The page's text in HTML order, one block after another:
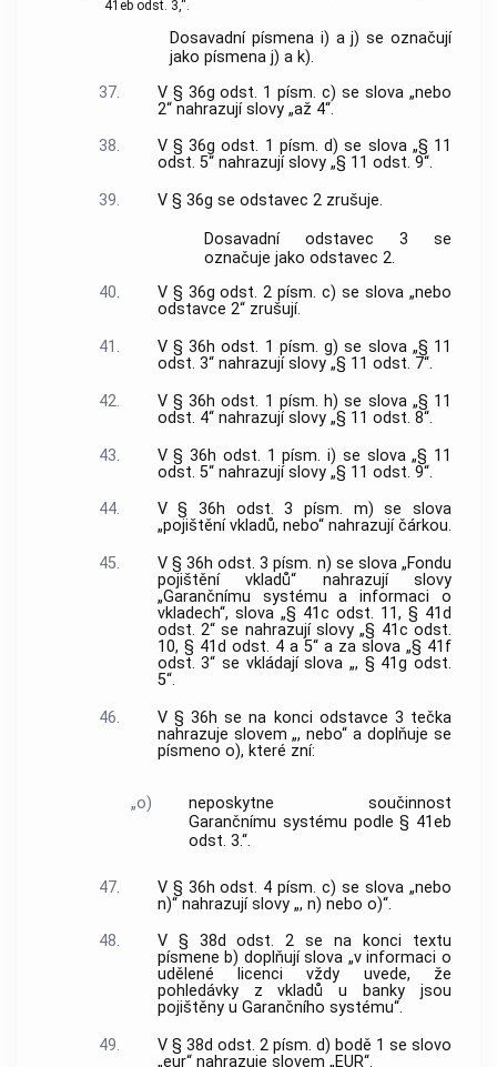
41eb odst. 3,“.
Dosavadní písmena i) a j) se označují
jako písmena j) a k).
37.
V § 36g odst. 1 písm. c) se slova „nebo
2“ nahrazují slovy „až 4“.
38.
V § 36g odst. 1 písm. d) se slova „§ 11
odst. 5“ nahrazují slovy „§ 11 odst. 9“.
39.
V § 36g se odstavec 2 zrušuje.
Dosavadní odstavec 3 se
označuje jako odstavec 2.
40.
V § 36g odst. 2 písm. c) se slova „nebo
odstavce 2“ zrušují.
41.
V § 36h odst. 1 písm. g) se slova „§ 11
odst. 3“ nahrazují slovy „§ 11 odst. 7“.
42.
V § 36h odst. 1 písm. h) se slova „§ 11
odst. 4“ nahrazují slovy „§ 11 odst. 8“.
43.
V § 36h odst. 1 písm. i) se slova „§ 11
odst. 5“ nahrazují slovy „§ 11 odst. 9“.
44.
V § 36h odst. 3 písm. m) se slova
„pojištění vkladů, nebo“ nahrazují čárkou.
45.
V § 36h odst. 3 písm. n) se slova „Fondu
pojištění vkladů“ nahrazují slovy
„Garančnímu systému a informaci o
vkladech“, slova „§ 41c odst. 11, § 41d
odst. 2“ se nahrazují slovy „§ 41c odst.
10, § 41d odst. 4 a 5“ a za slova „§ 41f
odst. 3“ se vkládají slova „, § 41g odst.
5“.
46.
V § 36h se na konci odstavce 3 tečka
nahrazuje slovem „, nebo“ a doplňuje se
písmeno o), které zní:
„o)
neposkytne součinnost
Garančnímu systému podle § 41eb
odst. 3.“.
47.
V § 36h odst. 4 písm. c) se slova „nebo
n)“ nahrazují slovy „, n) nebo o)“.
48.
V § 38d odst. 2 se na konci textu
písmene b) doplňují slova „v informaci o
udělené licenci vždy uvede, že
pohledávky z vkladů u banky jsou
pojištěny u Garančního systému“.
49.
V § 38d odst. 2 písm. d) bodě 1 se slovo
„eur“ nahrazuje slovem „EUR“.